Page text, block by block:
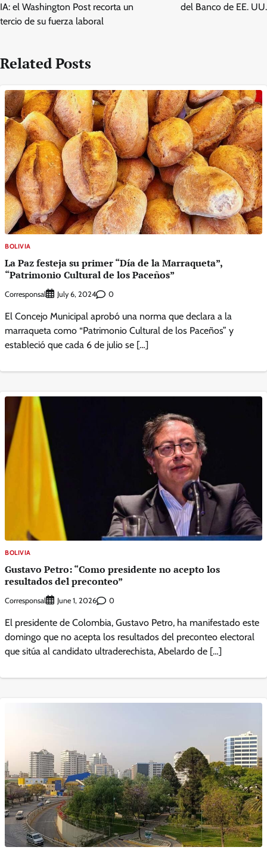
IA: el Washington Post recorta un
tercio de su fuerza laboral
del Banco de EE. UU.
Related Posts
BOLIVIA
La Paz festeja su primer “Día de la Marraqueta”,
“Patrimonio Cultural de los Paceños”
Corresponsal July 6, 2024 0
El Concejo Municipal aprobó una norma que declara a la
marraqueta como “Patrimonio Cultural de los Paceños” y
estableció que cada 6 de julio se […]
BOLIVIA
Gustavo Petro: “Como presidente no acepto los
resultados del preconteo”
Corresponsal June 1, 2026 0
El presidente de Colombia, Gustavo Petro, ha manifestado este
domingo que no acepta los resultados del preconteo electoral
que sitúa al candidato ultraderechista, Abelardo de […]